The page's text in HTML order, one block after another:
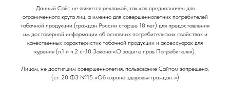
Наши Магазины Контакты
Доставка/Аренда
и Снеки
и Снеки
Данный Сайт не является рекламой, так как предназначен для
ограниченного круга лиц, а именно для совершеннолетних потребителей
табачной продукции (граждан России старше 18 лет) для предоставления
им достоверной информации об основных потребительских свойствах и
качественных характеристик табачной продукции и аксессуарах для
курения (п.1 и п.2 ст.10 Закона «О защите прав Потребителя»).
Лицам, не достигшим совершеннолетия, пользование Сайтом запрещено.
(ст. 20 ФЗ №15 «Об охране здоровья граждан..»)
© Smoke Basic 2021
SMOKE BASIC НОСИТ ИСКЛЮЧИТЕЛЬНО ОЗНАКОМИТЕЛЬНЫЙ
ХАРАКЕТР
НИКОТИН ВЫЗЫВАЕТ ЗАВИСИМОСТЬ